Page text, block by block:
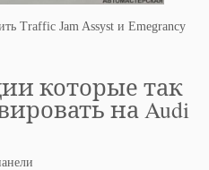
Traffic Jam Assyst и Emegrancy
которые так
на Audi